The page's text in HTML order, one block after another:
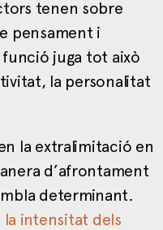
tenen sobre
pensament i
juga tot això
la personalitat
la extralimitació en
d’afrontament
determinant.
la intensitat dels